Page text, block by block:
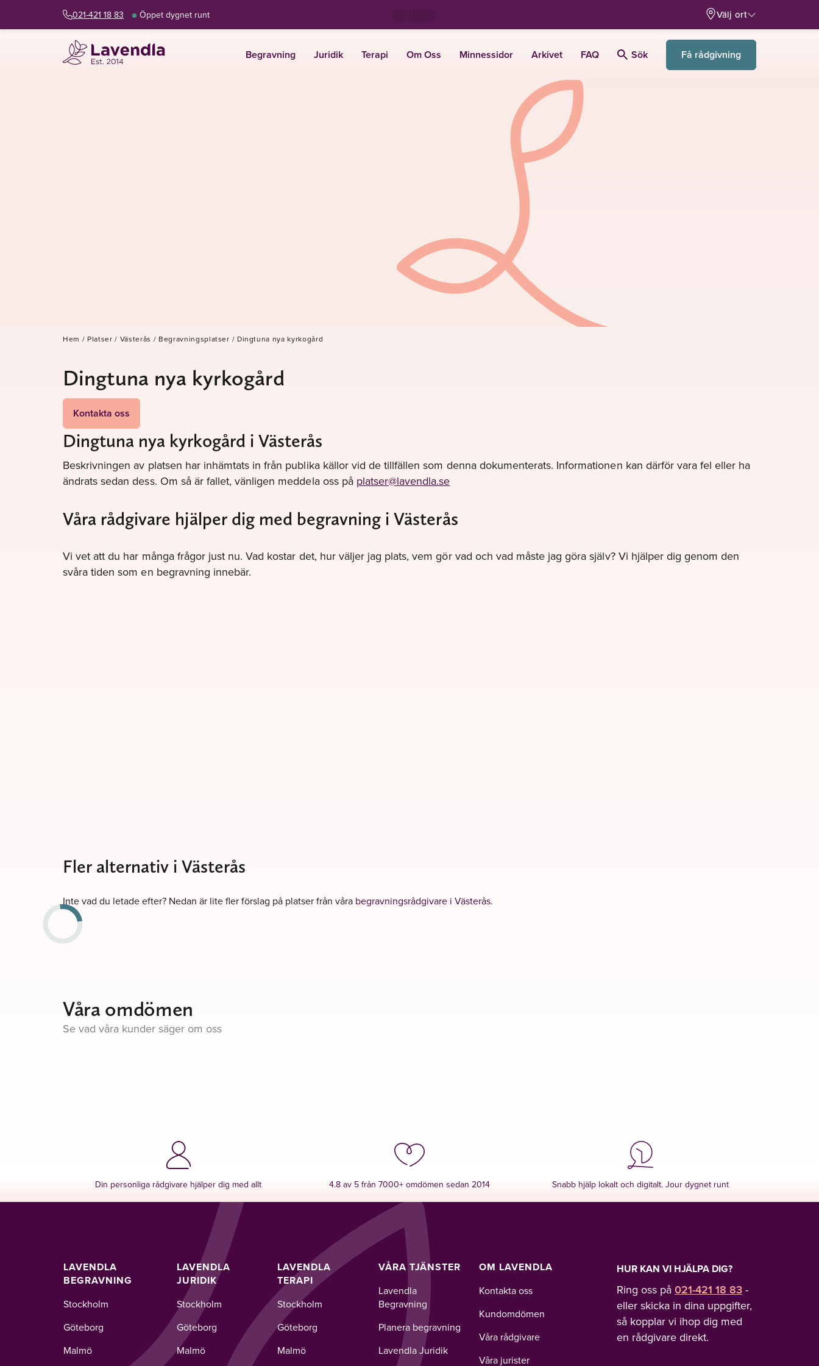
021-421 18 83 Öppet dygnet runt Välj ort
Begravning Juridik Terapi Om Oss Minnessidor Arkivet FAQ Sök Få rådgivning
Hem / Platser / Västerås / Begravningsplatser / Dingtuna nya kyrkogård
Dingtuna nya kyrkogård
Kontakta oss
Dingtuna nya kyrkogård i Västerås
Beskrivningen av platsen har inhämtats in från publika källor vid de tillfällen som denna dokumenterats. Informationen kan därför vara fel eller ha
ändrats sedan dess. Om så är fallet, vänligen meddela oss på platser@lavendla.se
Våra rådgivare hjälper dig med begravning i Västerås
Vi vet att du har många frågor just nu. Vad kostar det, hur väljer jag plats, vem gör vad och vad måste jag göra själv? Vi hjälper dig genom den
svåra tiden som en begravning innebär.
Fler alternativ i Västerås
Inte vad du letade efter? Nedan är lite fler förslag på platser från våra begravningsrådgivare i Västerås.
Våra omdömen
Se vad våra kunder säger om oss
Din personliga rådgivare hjälper dig med allt 4.8 av 5 från 7000+ omdömen sedan 2014 Snabb hjälp lokalt och digitalt. Jour dygnet runt
LAVENDLA
BEGRAVNING
Stockholm
Göteborg
Malmö
LAVENDLA
JURIDIK
Stockholm
Göteborg
Malmö
LAVENDLA
TERAPI
Stockholm
Göteborg
Malmö
VÅRA TJÄNSTER
Lavendla
Begravning
Planera begravning
Lavendla Juridik
OM LAVENDLA
Kontakta oss
Kundomdömen
Våra rådgivare
Våra jurister
HUR KAN VI HJÄLPA DIG?
Ring oss på 021-421 18 83 -
eller skicka in dina uppgifter,
så kopplar vi ihop dig med
en rådgivare direkt.